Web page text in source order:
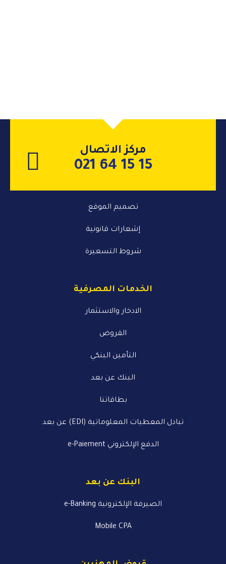
مركز الاتصال
021 64 15 15
تصميم الموقع
إشعارات قانونية
شروط التسعيرة
الخدمات المصرفية
الادخار والاستثمار
القروض
التأمين البنكي
البنك عن بعد
بطاقاتنا
تبادل المعطيات المعلوماتية (EDI) عن بعد
الدفع الإلكتروني e-Paiement
البنك عن بعد
الصيرفة الإلكترونية e-Banking
Mobile CPA